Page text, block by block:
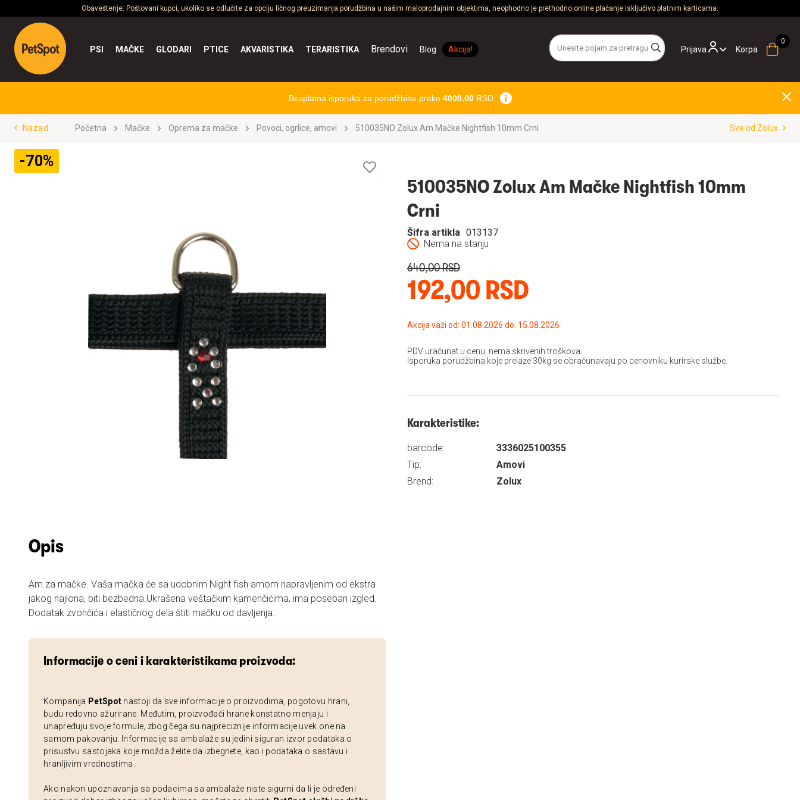
Obaveštenje: Poštovani kupci, ukoliko se odlučite za opciju ličnog preuzimanja porudžbina u našim maloprodajnim objektima, neophodno je prethodno online plaćanje isključivo platnim karticama.
Prijava
PSI MAČKE GLODARI PTICE AKVARISTIKA TERARISTIKA Brendovi Blog Akcija! Korpa
Besplatna isporuka za porudžbine preko 4000.00RSD.
Nazad Početna Mačke Oprema za mačke Povoci, ogrlice, amovi 510035NO Zolux Am Mačke Nightfish 10mm Crni Sve od Zolux
-70%
Opis
Am za mačke. Vaša mačka će sa udobnim Night fish amom napravljenim od ekstra
jakog najlona, biti bezbedna.Ukrašena veštačkim kamenčićima, ima poseban izgled.
Dodatak zvončića i elastičnog dela štiti mačku od davljenja.
Informacije o ceni i karakteristikama proizvoda:
Kompanija PetSpot nastoji da sve informacije o proizvodima, pogotovu hrani,
budu redovno ažurirane. Međutim, proizvođači hrane konstatno menjaju i
unapređuju svoje formule, zbog čega su najpreciznije informacije uvek one na
samom pakovanju. Informacije sa ambalaže su jedini siguran izvor podataka o
prisustvu sastojaka koje možda želite da izbegnete, kao i podataka o sastavu i
hranljivim vrednostima.
Ako nakon upoznavanja sa podacima sa ambalaže niste sigurni da li je određeni
želja
510035NO Zolux Am Mačke Nightfish 10mm
Crni
Nema na stanju
Šifra artikla 013137
192,00 RSD
640,00 RSD
Akcija važi od: 01.08.2026 do: 15.08.2026
PDV uračunat u cenu, nema skrivenih troškova.
Isporuka porudžbina koje prelaze 30kg se obračunavaju po cenovniku kurirske službe.
Karakteristike:
barcode:
3336025100355
Tip:
Amovi
Brend:
Zolux